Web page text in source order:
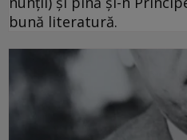
bună literatură.